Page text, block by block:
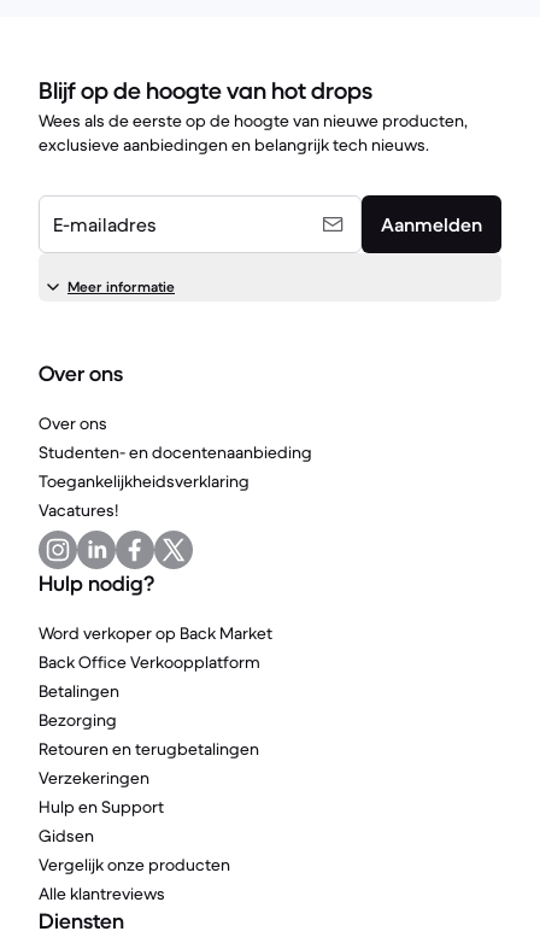
Blijf op de hoogte van hot drops
Wees als de eerste op de hoogte van nieuwe producten,
exclusieve aanbiedingen en belangrijk tech nieuws.
E-mailadres Aanmelden
Meer informatie
Over ons
Over ons
Studenten- en docentenaanbieding
Toegankelijkheidsverklaring
Vacatures!
Hulp nodig?
Word verkoper op Back Market
Back Office Verkoopplatform
Betalingen
Bezorging
Retouren en terugbetalingen
Verzekeringen
Hulp en Support
Gidsen
Vergelijk onze producten
Alle klantreviews
Diensten